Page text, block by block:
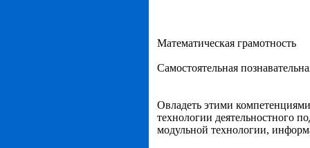
Математическая грамотность
Самостоятельная
Овладеть этими
технологии деятельностного
модульной технологии,